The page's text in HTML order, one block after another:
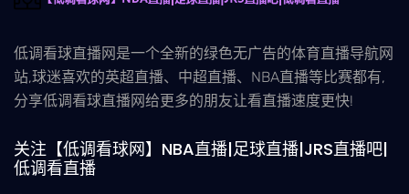
低调看球直播网是一个全新的绿色无广告的体育直播导航网
站,球迷喜欢的英超直播、中超直播、NBA直播等比赛都有,
分享低调看球直播网给更多的朋友让看直播速度更快!
关注【低调看球网】NBA直播|足球直播|JRS直播吧|
低调看直播